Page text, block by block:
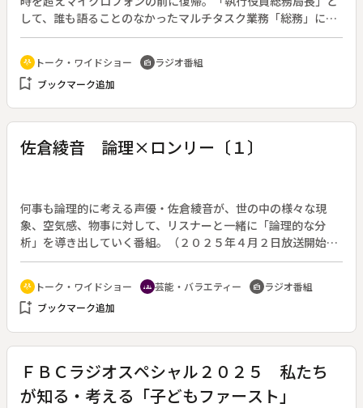
して、誰も語ることのなかったマルチタスク業務「総務」につ
いて熱く語る３０分。（２０２５年４月３日放送開始）◆第１
回は宮田局長の長年の友人であるローカルタレント漢那邦洋と
フリーアナウンサー山内佑利子をスタジオに招き、おそらく全
国初の総務局長担当番組のスタートを祝った。
adaptive_audio_mic トーク・ワイドショー radio ラジオ番組
bookmark_add ブックマーク追加
佐倉綾音 論理×ロンリー〔１〕
何事も論理的に考える声優・佐倉綾音が、世の中の様々な現
象、空気感、物事に対して、リスナーと一緒に「論理的な分
析」を導き出していく番組。（２０２５年４月２日放送開始）
◆記念すべき初回となるはずだったが、この番組の前にＴＢＳ
ラジオで放送された「アフター６ジャンクション２」のパーソ
ナリティ、ＲＨＹＭＥＳＴＥＲ・宇多丸が佐倉の名前を間違え
たことから、宇多丸が冒頭で謝罪に訪れるハプニングが起こ
「ロンリー同士が集まる場にしたい」という番組のコンセプト
を発表した。また自らのラジオ番組の聴取遍歴を語ったほか、
冒頭のハプニングを発端とした差し入れ合戦の勃発や番組のキ
ーワードとなる「集団ごっこ」発言など、初回から佐倉のパー
adaptive_audio_mic トーク・ワイドショー groups 芸能・バラエティー radio ラジオ番組
bookmark_add ブックマーク追加
ＦＢＣラジオスペシャル２０２５ 私たち
が知る・考える「子どもファースト」